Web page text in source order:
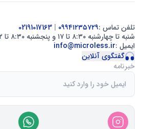
تلفن تماس :۰۹۹۴۱۲۳۵۷۲۹ |
شنبه تا چهارشنبه ۸:۳۰ تا ۱۷ و پنجشنبه ۸:۳۰ تا ۱۲
ایمیل :info@microless.ir
گفتگوی آنلاین
خبرنامه